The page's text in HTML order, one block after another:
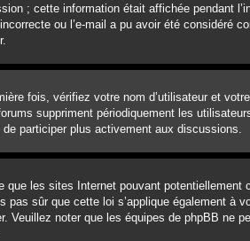
; cette information était affichée pendant
ou l’e-mail a pu avoir été considéré
fois, vérifiez votre nom d’utilisateur et
suppriment périodiquement les
participer plus activement aux discussions.
les sites Internet pouvant
sûr que cette loi s’applique également à
noter que les équipes de phpBB ne